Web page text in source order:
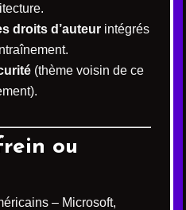
droits d’auteur intégrés
(thème voisin de ce
ou
– Microsoft,